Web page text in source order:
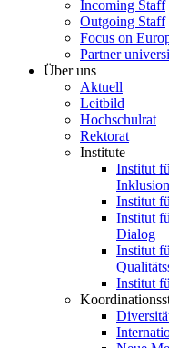
Incoming Staff
Outgoing Staff
Focus on
Partner
Über uns
Aktuell
Leitbild
Hochschulrat
Rektorat
Institute
Institut
Inklusion
Institut
Institut
Dialog
Institut
Institut